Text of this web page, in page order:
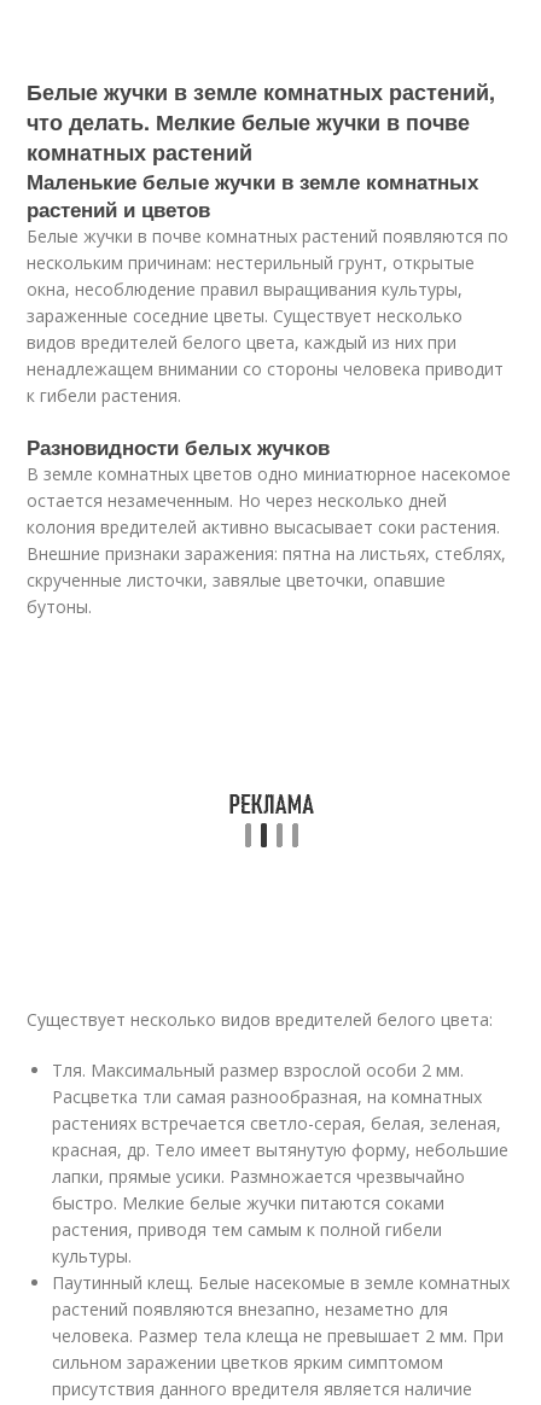
Белые жучки в земле комнатных растений,
что делать. Мелкие белые жучки в почве
комнатных растений
Маленькие белые жучки в земле комнатных
растений и цветов
Белые жучки в почве комнатных растений появляются по
нескольким причинам: нестерильный грунт, открытые
окна, несоблюдение правил выращивания культуры,
зараженные соседние цветы. Существует несколько
видов вредителей белого цвета, каждый из них при
ненадлежащем внимании со стороны человека приводит
к гибели растения.
Разновидности белых жучков
В земле комнатных цветов одно миниатюрное насекомое
остается незамеченным. Но через несколько дней
колония вредителей активно высасывает соки растения.
Внешние признаки заражения: пятна на листьях, стеблях,
скрученные листочки, завялые цветочки, опавшие
бутоны.
Существует несколько видов вредителей белого цвета:
Тля. Максимальный размер взрослой особи 2 мм.
Расцветка тли самая разнообразная, на комнатных
растениях встречается светло-серая, белая, зеленая,
красная, др. Тело имеет вытянутую форму, небольшие
лапки, прямые усики. Размножается чрезвычайно
быстро. Мелкие белые жучки питаются соками
растения, приводя тем самым к полной гибели
культуры.
Паутинный клещ. Белые насекомые в земле комнатных
растений появляются внезапно, незаметно для
человека. Размер тела клеща не превышает 2 мм. При
сильном заражении цветков ярким симптомом
присутствия данного вредителя является наличие